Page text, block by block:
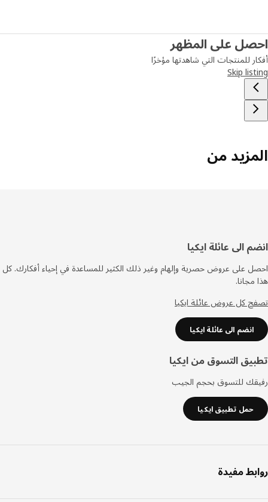
على المظهر
للمنتجات التي شاهدتها مؤخرًا
Skip
من
الى عائلة ايكيا
على عروض حصرية وإلهام وغير ذلك الكثير للمساعدة في إحياء أفكارك. كل
كل عروض عائلة ايكيا
انضم الى عائلة ايكيا
التسوق من ايكيا
للتسوق بحجم الجيب
حمل تطبيق ايكيا
مفيدة